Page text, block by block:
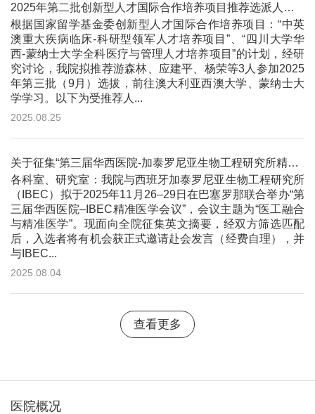
2025年第二批创新型人才国际合作培养项目推荐选派人员公示
根据国家留学基金委创新型人才国际合作培养项目：“中英
澳重大疾病临床-科研型领军人才培养项目”、“四川大学华
西-蒙纳士大学全科医疗与管理人才培养项目”的计划，经研
究讨论，我院拟推荐游森林、应建平、杨荣等3人参加2025
年第三批（9月）选拔，前往澳大利亚西澳大学、蒙纳士大
学学习。以下为受推荐人...
2025.08.25
关于征集“第三届华西医院-加泰罗尼亚生物工程研究所精准医学会议”摘要的通知
各科室、研究室：我院与西班牙加泰罗尼亚生物工程研究所
（IBEC）拟于2025年11月26–29日在巴塞罗那联合举办“第
三届华西医院–IBEC精准医学会议”，会议主题为“医工融合
与精准医学”。现面向全院征集英文摘要，经双方筛选匹配
后，入选者将有机会获正式邀请赴会发言（经费自理），并
与IBEC...
2025.08.04
查看更多
医院概况